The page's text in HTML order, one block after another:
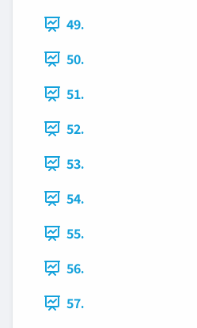
49.
50.
51.
52.
53.
54.
55.
56.
57.